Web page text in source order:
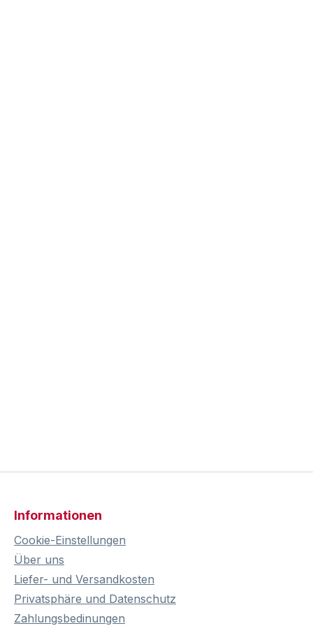
Informationen
Cookie-Einstellungen
Über uns
Liefer- und Versandkosten
Privatsphäre und Datenschutz
Zahlungsbedinungen